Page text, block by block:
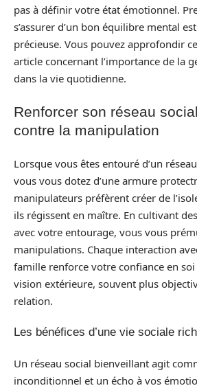
pas à définir votre état émotionnel.
s’assurer d’un bon équilibre mental
précieuse. Vous pouvez approfondir
article concernant l’importance de la
dans la vie quotidienne.
Renforcer son réseau
contre la manipulation
Lorsque vous êtes entouré d’un
vous vous dotez d’une armure
manipulateurs préfèrent créer de
ils régissent en maître. En cultivant
avec votre entourage, vous vous
manipulations. Chaque interaction
famille renforce votre confiance en
vision extérieure, souvent plus
relation.
Les bénéfices d’une vie sociale
Un réseau social bienveillant agit
inconditionnel et un écho à vos